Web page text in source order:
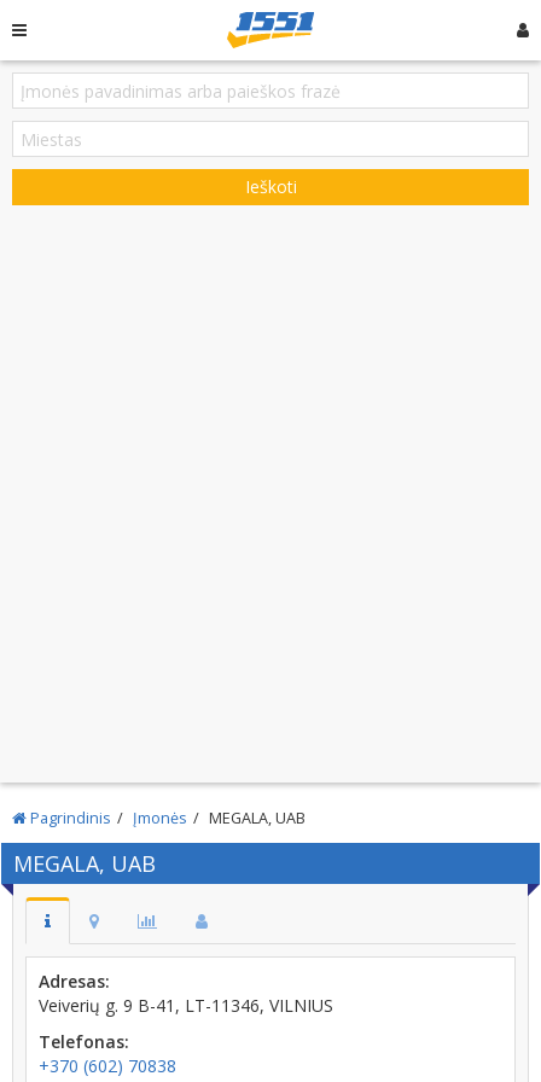
Ieškoti
Pagrindinis Įmonės MEGALA, UAB
MEGALA, UAB
Adresas:
Veiverių g. 9 B-41, LT-11346, VILNIUS
Telefonas:
+370 (602) 70838